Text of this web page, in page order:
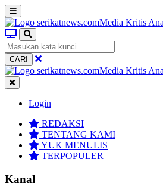
CARI
Login
REDAKSI
TENTANG KAMI
YUK MENULIS
TERPOPULER
Kanal